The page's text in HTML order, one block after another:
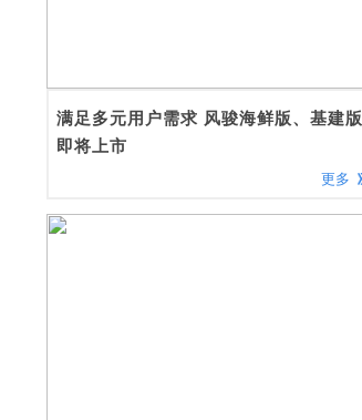
满足多元用户需求 风骏海鲜版、基建版
即将上市
更多